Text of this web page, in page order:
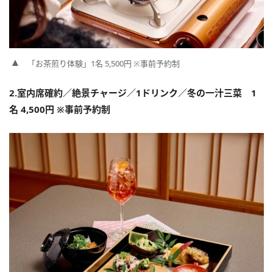
「お茶煎り体験」1名 5,500円 ※事前予約制
2.室内席確約／絶景チャージ／1ドリンク／冬の一汁三菜 1
名 4,500円 ※事前予約制